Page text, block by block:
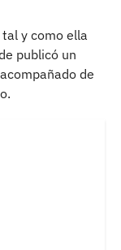
y como ella
publicó un
de